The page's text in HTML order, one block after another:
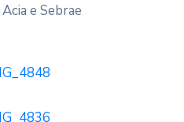
Acia e Sebrae